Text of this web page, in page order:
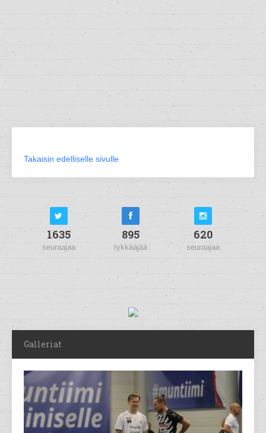
Takaisin edelliselle sivulle
1635
seuraajaa
895
tykkääjää
620
seuraajaa
Galleriat